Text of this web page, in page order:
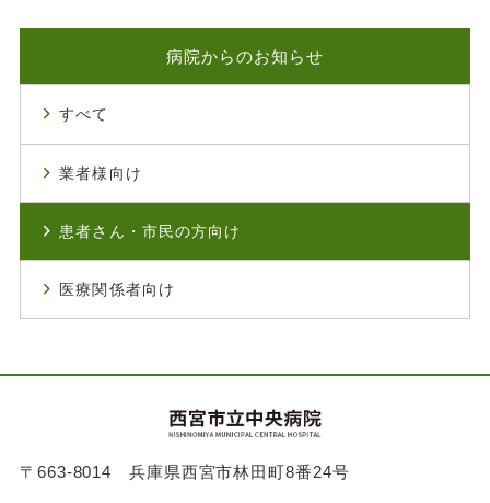
病院からのお知らせ
すべて
業者様向け
患者さん・市民の方向け
医療関係者向け
〒663-8014 兵庫県西宮市林田町8番24号